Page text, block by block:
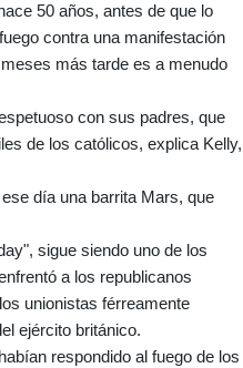
50 años, antes de que lo
contra una manifestación
más tarde es a menudo
con sus padres, que
de los católicos, explica Kelly,
día una barrita Mars, que
sigue siendo uno de los
a los republicanos
unionistas férreamente
ejército británico.
respondido al fuego de los